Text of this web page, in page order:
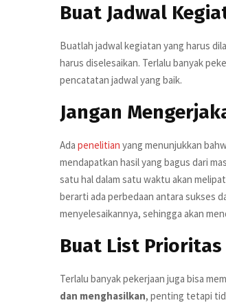
Buat Jadwal
Buatlah jadwal kegiatan yang harus
harus diselesaikan. Terlalu banyak
pencatatan jadwal yang baik.
Jangan
Ada penelitian yang menunjukkan
mendapatkan hasil yang bagus dari
satu hal dalam satu waktu akan
berarti ada perbedaan antara sukses
menyelesaikannya, sehingga akan
Buat List Prioritas
Terlalu banyak pekerjaan juga bisa
dan menghasilkan, penting tetapi